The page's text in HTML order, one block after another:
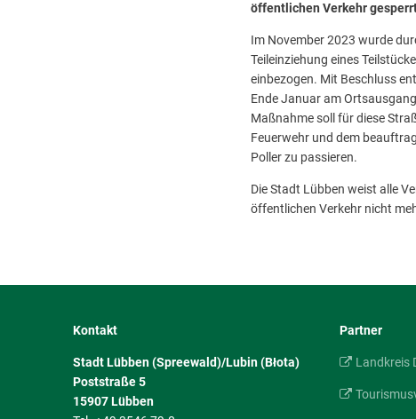
öffentlichen Verkehr
Im November 2023 wurde
Teileinziehung eines
einbezogen. Mit Beschluss
Ende Januar am
Maßnahme soll für diese
Feuerwehr und dem
Poller zu passieren.
Die Stadt Lübben weist alle
öffentlichen Verkehr nicht
Kontakt
Stadt Lübben (Spreewald)/Lubin (Błota)
Poststraße 5
15907Lübben
Partner
Landkreis